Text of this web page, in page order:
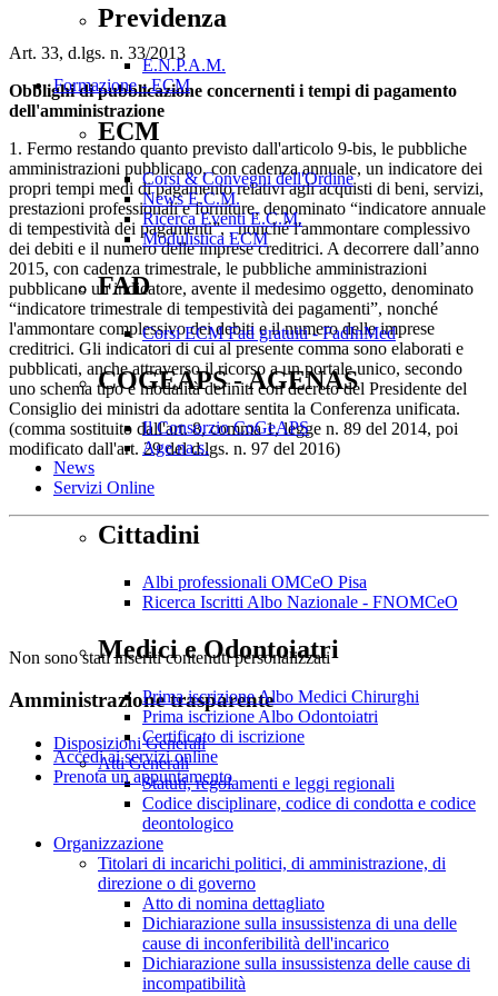
Previdenza
E.N.P.A.M.
Formazione - ECM
ECM
Corsi & Convegni dell'Ordine
News E.C.M.
Ricerca Eventi E.C.M.
Modulistica ECM
FAD
Corsi ECM Fad gratuiti - FadInMed
COGEAPS - AGENAS
Il Consorzio CoGeAPS
Age.na.s.
News
Servizi Online
Cittadini
Albi professionali OMCeO Pisa
Ricerca Iscritti Albo Nazionale - FNOMCeO
Medici e Odontoiatri
Prima iscrizione Albo Medici Chirurghi
Prima iscrizione Albo Odontoiatri
Certificato di iscrizione
Accedi ai servizi online
Prenota un appuntamento
Art. 33, d.lgs. n. 33/2013
Obblighi di pubblicazione concernenti i tempi di pagamento
dell'amministrazione
1. Fermo restando quanto previsto dall'articolo 9-bis, le pubbliche
amministrazioni pubblicano, con cadenza annuale, un indicatore dei
propri tempi medi di pagamento relativi agli acquisti di beni, servizi,
prestazioni professionali e forniture, denominato “indicatore annuale
di tempestività dei pagamenti”, , nonché l'ammontare complessivo
dei debiti e il numero delle imprese creditrici. A decorrere dall’anno
2015, con cadenza trimestrale, le pubbliche amministrazioni
pubblicano un indicatore, avente il medesimo oggetto, denominato
“indicatore trimestrale di tempestività dei pagamenti”, nonché
l'ammontare complessivo dei debiti e il numero delle imprese
creditrici. Gli indicatori di cui al presente comma sono elaborati e
pubblicati, anche attraverso il ricorso a un portale unico, secondo
uno schema tipo e modalità definiti con decreto del Presidente del
Consiglio dei ministri da adottare sentita la Conferenza unificata.
(comma sostituito dall'art. 8, comma 1, legge n. 89 del 2014, poi
modificato dall'art. 29 del d.lgs. n. 97 del 2016)
Non sono stati inseriti contenuti personalizzati
Amministrazione trasparente
Disposizioni Generali
Atti Generali
Statuti, regolamenti e leggi regionali
Codice disciplinare, codice di condotta e codice
deontologico
Organizzazione
Titolari di incarichi politici, di amministrazione, di
direzione o di governo
Atto di nomina dettagliato
Dichiarazione sulla insussistenza di una delle
cause di inconferibilità dell'incarico
Dichiarazione sulla insussistenza delle cause di
incompatibilità